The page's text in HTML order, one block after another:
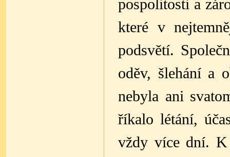
pospolitosti a
které v
podsvětí.
oděv, šlehání a
nebyla ani
říkalo létání,
vždy více dní. K